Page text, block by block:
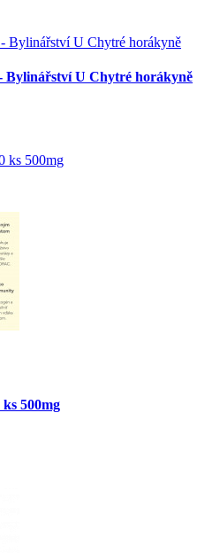
Bylinářství U Chytré horákyně
500mg